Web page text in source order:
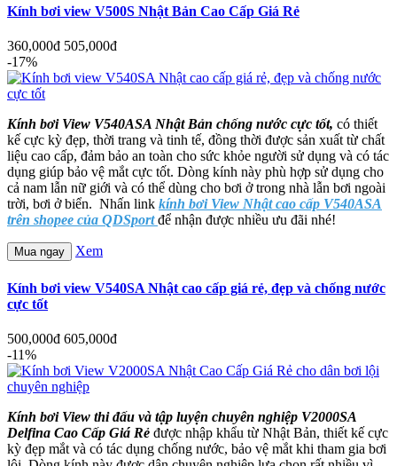
Kính bơi view V500S Nhật Bản Cao Cấp Giá Rẻ
360,000đ 505,000đ
-17%
Kính bơi View V540ASA Nhật Bản chống nước cực tốt, có thiết
kế cực kỳ đẹp, thời trang và tinh tế, đồng thời được sản xuất từ chất
liệu cao cấp, đảm bảo an toàn cho sức khỏe người sử dụng và có tác
dụng giúp bảo vệ mắt cực tốt. Dòng kính này phù hợp sử dụng cho
cả nam lẫn nữ giới và có thể dùng cho bơi ở trong nhà lẫn bơi ngoài
trời, bơi ở biển. Nhấn link kính bơi View Nhật cao cấp V540ASA
trên shopee của QDSportđể nhận được nhiều ưu đãi nhé!
Mua ngay Xem
Kính bơi view V540SA Nhật cao cấp giá rẻ, đẹp và chống nước
cực tốt
500,000đ 605,000đ
-11%
Kính bơi View thi đấu và tập luyện chuyên nghiệp V2000SA
Delfina Cao Cấp Giá Rẻ được nhập khẩu từ Nhật Bản, thiết kế cực
kỳ đẹp mắt và có tác dụng chống nước, bảo vệ mắt khi tham gia bơi